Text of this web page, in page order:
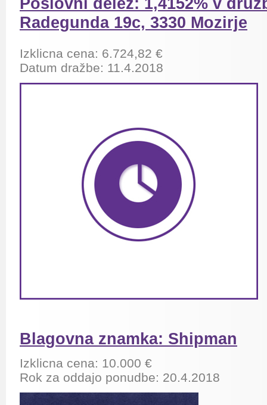
Radegunda 19c, 3330 Mozirje
Izklicna cena: 6.724,82 €
Datum dražbe: 11.4.2018
Blagovna znamka: Shipman
Izklicna cena: 10.000 €
Rok za oddajo ponudbe: 20.4.2018